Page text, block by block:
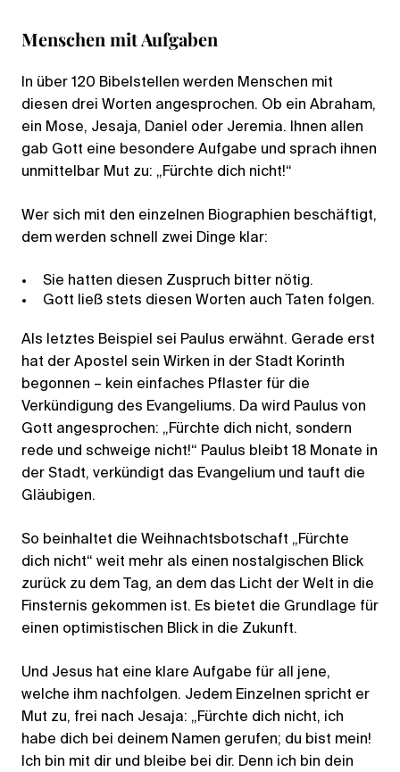
Menschen mit Aufgaben
In über 120 Bibelstellen werden Menschen mit
diesen drei Worten angesprochen. Ob ein Abraham,
ein Mose, Jesaja, Daniel oder Jeremia. Ihnen allen
gab Gott eine besondere Aufgabe und sprach ihnen
unmittelbar Mut zu: „Fürchte dich nicht!“
Wer sich mit den einzelnen Biographien beschäftigt,
dem werden schnell zwei Dinge klar:
Sie hatten diesen Zuspruch bitter nötig.
Gott ließ stets diesen Worten auch Taten folgen.
Als letztes Beispiel sei Paulus erwähnt. Gerade erst
hat der Apostel sein Wirken in der Stadt Korinth
begonnen – kein einfaches Pflaster für die
Verkündigung des Evangeliums. Da wird Paulus von
Gott angesprochen: „Fürchte dich nicht, sondern
rede und schweige nicht!“ Paulus bleibt 18 Monate in
der Stadt, verkündigt das Evangelium und tauft die
Gläubigen.
So beinhaltet die Weihnachtsbotschaft „Fürchte
dich nicht“ weit mehr als einen nostalgischen Blick
zurück zu dem Tag, an dem das Licht der Welt in die
Finsternis gekommen ist. Es bietet die Grundlage für
einen optimistischen Blick in die Zukunft.
Und Jesus hat eine klare Aufgabe für all jene,
welche ihm nachfolgen. Jedem Einzelnen spricht er
Mut zu, frei nach Jesaja: „Fürchte dich nicht, ich
habe dich bei deinem Namen gerufen; du bist mein!
Ich bin mit dir und bleibe bei dir. Denn ich bin dein